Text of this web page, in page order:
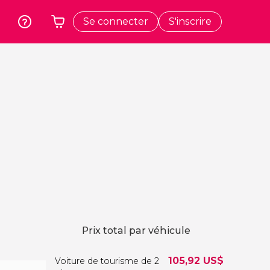
Se connecter S'inscrire
Prix total par véhicule
Voiture de tourisme de 2
105,92 US$